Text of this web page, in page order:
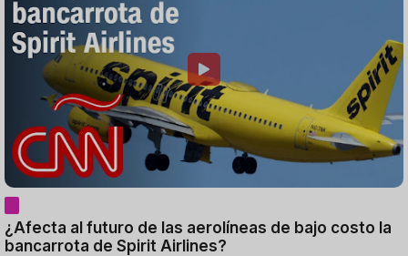
¿Afecta al futuro de las aerolíneas de bajo costo la
bancarrota de Spirit Airlines?